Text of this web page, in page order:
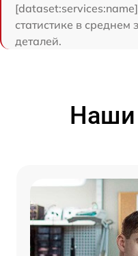
статистике в
деталей.
Наши